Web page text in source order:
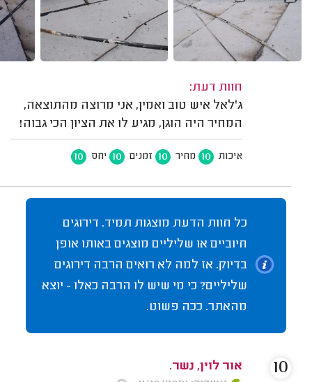
חוות דעת:
ג'לאל איש טוב ואמין, אני מרוצה מהתוצאה,
המחיר היה הוגן, מגיע לו את הציון הכי גבוה!
איכות 10 מחיר 10 זמנים 10 יחס 10
כל חוות הדעת מוצגות תמיד. דירוגים
חיוביים או שליליים מוצגים באותו אופן
בדיוק. אז למה לא רואים הרבה דירוגים
שליליים? כי מי שיש לו הרבה כאלו - יוצא
מהאתר. ככה פשוט.
אור לוין, נשר.
10